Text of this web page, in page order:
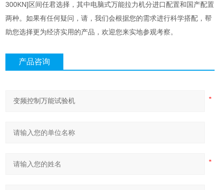
300KN]区间任君选择，其中电脑式万能拉力机分进口配置和国产配置
两种。如果有任何疑问，请，我们会根据您的需求进行科学搭配，帮
助您选择更为经济实用的产品，欢迎您来实地参观考察。
产品咨询